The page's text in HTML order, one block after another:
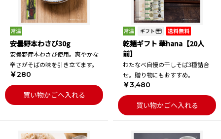
安曇野本わさび30g
安曇野産本わさび使用。爽やかな
辛さがそばの味を引き立てます。
￥280
買い物かごへ入れる
乾麺ギフト 華hana【20人
前】
わたなべ自慢の干しそば3種詰合
せ。贈り物にもおすすめ。
￥3,480
買い物かごへ入れる